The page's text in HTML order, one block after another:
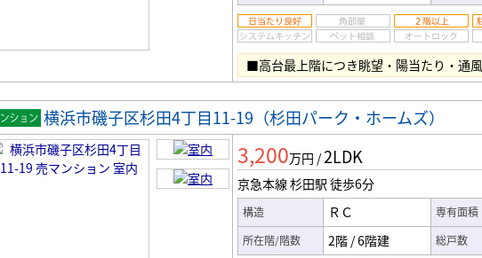
■高台最上階につき眺望・陽当たり・通
ンシ
横浜市磯子区杉田4丁目11-19（杉田パーク・ホームズ）
3,200万円 / 2LDK
京急本線 杉田駅 徒歩6分
構造 ＲＣ 専有面積
所在階/階数 2階 /6階建 総戸数